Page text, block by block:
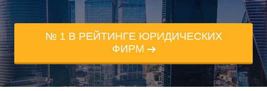
№ 1 В РЕЙТИНГЕ ЮРИДИЧЕСКИХ
ФИРМ